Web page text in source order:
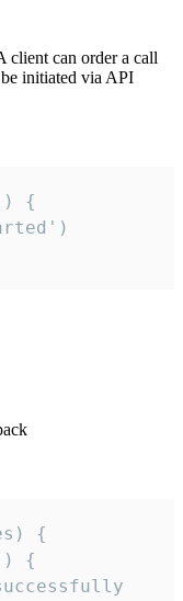
client can order a call
initiated via API
{
{
{